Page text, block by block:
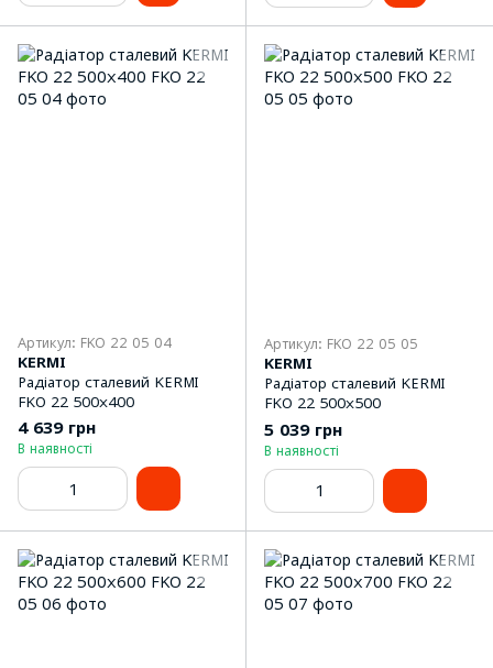
Артикул: FKO 22 05 04
KERMI
Радіатор сталевий KERMI
FKO 22 500x400
4 639 грн
В наявності
Артикул: FKO 22 05 05
KERMI
Радіатор сталевий KERMI
FKO 22 500x500
5 039 грн
В наявності